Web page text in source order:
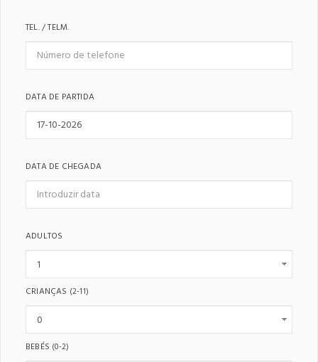
TEL. / TELM.
DATA DE PARTIDA
DATA DE CHEGADA
ADULTOS
CRIANÇAS (2-11)
BEBÉS (0-2)